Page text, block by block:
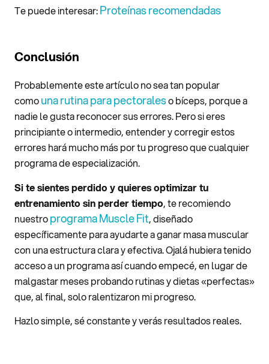
Te puede interesar:Proteínas recomendadas
Conclusión
Probablemente este artículo no sea tan popular
comouna rutina para pectoraleso bíceps, porque a
nadie le gusta reconocer sus errores. Pero si eres
principiante o intermedio, entender y corregir estos
errores hará mucho más por tu progreso que cualquier
programa de especialización.
Si te sientes perdido y quieres optimizar tu
entrenamiento sin perder tiempo, te recomiendo
nuestroprograma Muscle Fit, diseñado
específicamente para ayudarte a ganar masa muscular
con una estructura clara y efectiva. Ojalá hubiera tenido
acceso a un programa así cuando empecé, en lugar de
malgastar meses probando rutinas y dietas «perfectas»
que, al final, solo ralentizaron mi progreso.
Hazlo simple, sé constante y verás resultados reales.